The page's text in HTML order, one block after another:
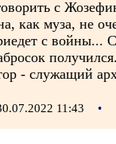
с
как муза, не
с войны...
получился.
- служащий
11:43 •